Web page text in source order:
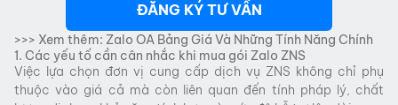
ĐĂNG KÝ TƯ VẤN
>>> Xem thêm: Zalo OA Bảng Giá Và Những Tính Năng Chính
1. Các yếu tố cần cân nhắc khi mua gói Zalo ZNS
Việc lựa chọn đơn vị cung cấp dịch vụ ZNS không chỉ phụ
thuộc vào giá cả mà còn liên quan đến tính pháp lý, chất